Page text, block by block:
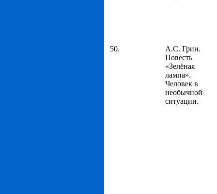
50.
А.С. Грин.
Повесть
«Зелёная
лампа».
Человек в
необычной
ситуации.